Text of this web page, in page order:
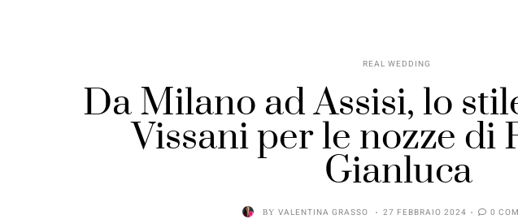
REAL WEDDING
Da Milano ad Assisi, lo
Vissani per le nozze di
Gianluca
BY VALENTINA GRASSO 27 FEBBRAIO 2024 0